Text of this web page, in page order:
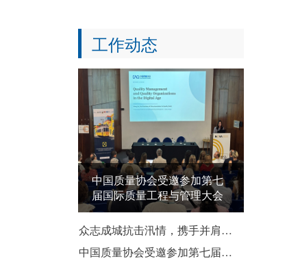
工作动态
中国质量协会受邀参加第七
届国际质量工程与管理大会
众志成城抗击汛情，携手并肩共渡难关——致全国质协系统各成员单位防汛救灾倡议书
中国质量协会受邀参加第七届国际质量工程与管理大会